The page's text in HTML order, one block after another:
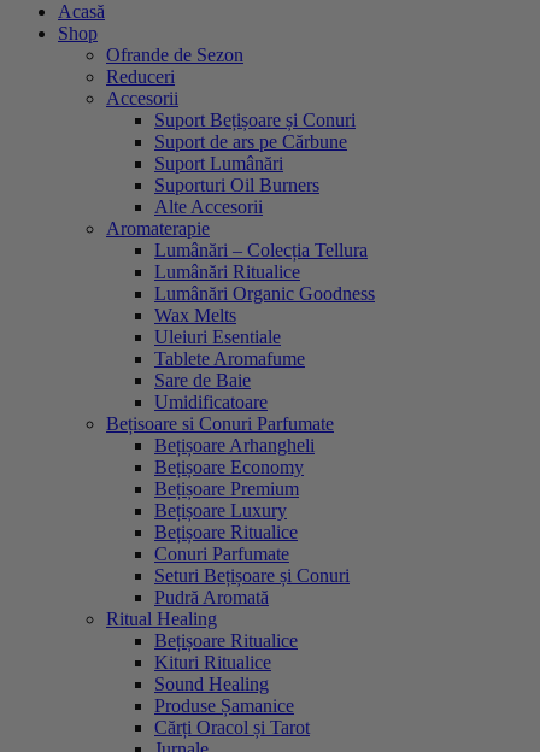
Acasă
Shop
Ofrande de Sezon
Reduceri
Accesorii
Suport Bețișoare și Conuri
Suport de ars pe Cărbune
Suport Lumânări
Suporturi Oil Burners
Alte Accesorii
Aromaterapie
Lumânări – Colecția Tellura
Lumânări Ritualice
Lumânări Organic Goodness
Wax Melts
Uleiuri Esentiale
Tablete Aromafume
Sare de Baie
Umidificatoare
Bețisoare si Conuri Parfumate
Bețișoare Arhangheli
Bețișoare Economy
Bețișoare Premium
Bețișoare Luxury
Bețișoare Ritualice
Conuri Parfumate
Seturi Bețișoare și Conuri
Pudră Aromată
Ritual Healing
Bețișoare Ritualice
Kituri Ritualice
Sound Healing
Produse Șamanice
Cărți Oracol și Tarot